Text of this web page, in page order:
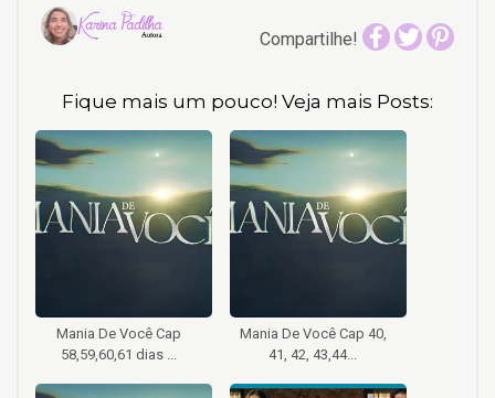
Compartilhe!
Fique mais um pouco! Veja mais Posts:
Mania De Você Cap
58,59,60,61 dias ...
Mania De Você Cap 40,
41, 42, 43,44...